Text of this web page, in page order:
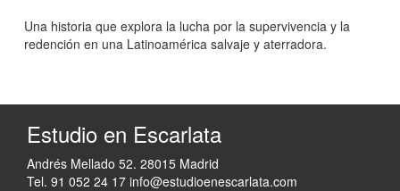
Una historia que explora la lucha por la supervivencia y la
redención en una Latinoamérica salvaje y aterradora.
Estudio en Escarlata
Andrés Mellado 52. 28015 Madrid
Tel. 91 052 24 17 info@estudioenescarlata.com